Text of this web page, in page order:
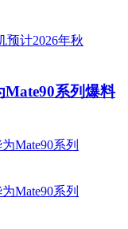
Mate90系列爆料